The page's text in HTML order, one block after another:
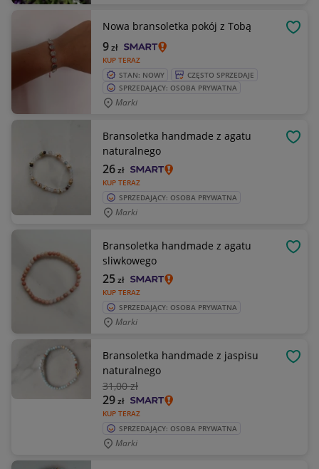
Nowa bransoletka pokój z Tobą
KUP TERAZ
9zł
STAN: NOWY
CZĘSTO SPRZEDAJE
SPRZEDAJĄCY: OSOBA PRYWATNA
Marki
Bransoletka handmade z agatu
naturalnego
KUP TERAZ
26zł
SPRZEDAJĄCY: OSOBA PRYWATNA
Marki
Bransoletka handmade z agatu
sliwkowego
KUP TERAZ
25zł
SPRZEDAJĄCY: OSOBA PRYWATNA
Marki
Bransoletka handmade z jaspisu
naturalnego
31,00 zł
KUP TERAZ
29zł
SPRZEDAJĄCY: OSOBA PRYWATNA
Marki